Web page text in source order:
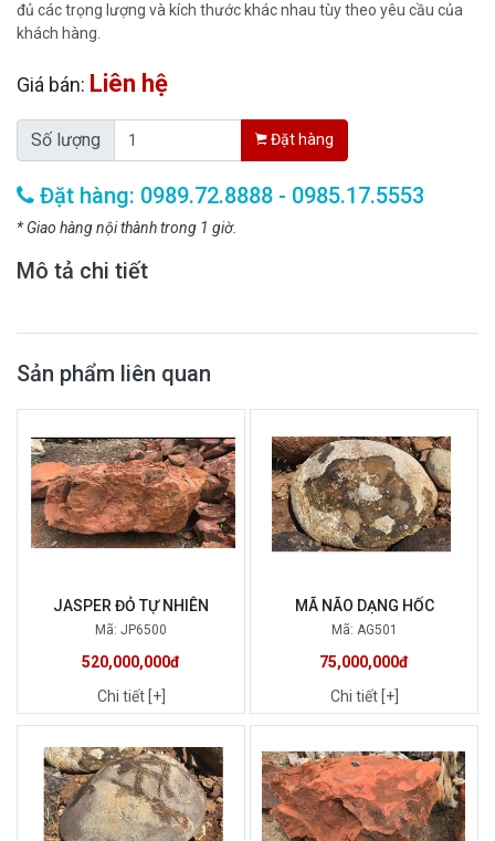
đủ các trọng lượng và kích thước khác nhau tùy theo yêu cầu của
khách hàng.
Giá bán: Liên hệ
Số lượng Đặt hàng
Đặt hàng: 0989.72.8888 - 0985.17.5553
* Giao hàng nội thành trong 1 giờ.
Mô tả chi tiết
Sản phẩm liên quan
JASPER ĐỎ TỰ NHIÊN
Mã: JP6500
520,000,000đ
Chi tiết [+]
MÃ NÃO DẠNG HỐC
Mã: AG501
75,000,000đ
Chi tiết [+]